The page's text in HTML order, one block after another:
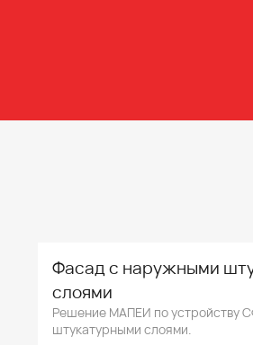
Фасад с наружными
слоями
Решение МАПЕИ по устройству
штукатурными слоями.